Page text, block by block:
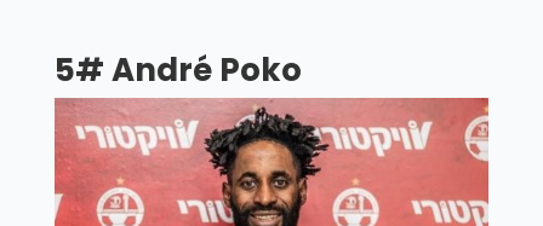
5# André Poko